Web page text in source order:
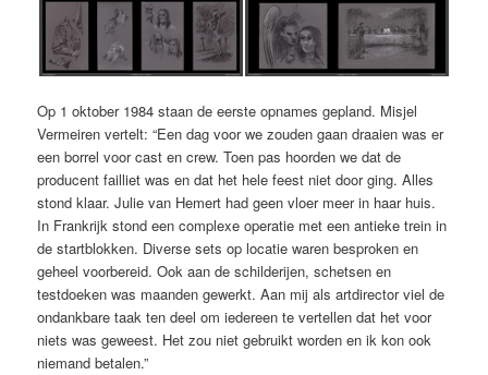
Op 1 oktober 1984 staan de eerste opnames gepland. Misjel
Vermeiren vertelt: “Een dag voor we zouden gaan draaien was er
een borrel voor cast en crew. Toen pas hoorden we dat de
producent failliet was en dat het hele feest niet door ging. Alles
stond klaar. Julie van Hemert had geen vloer meer in haar huis.
In Frankrijk stond een complexe operatie met een antieke trein in
de startblokken. Diverse sets op locatie waren besproken en
geheel voorbereid. Ook aan de schilderijen, schetsen en
testdoeken was maanden gewerkt. Aan mij als artdirector viel de
ondankbare taak ten deel om iedereen te vertellen dat het voor
niets was geweest. Het zou niet gebruikt worden en ik kon ook
niemand betalen.”